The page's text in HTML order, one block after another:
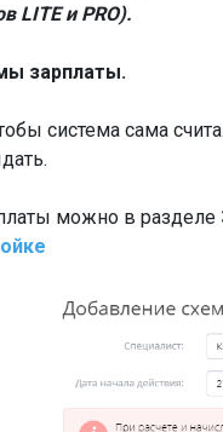
LITE и PRO).
зарплаты.
система сама
можно в разделе